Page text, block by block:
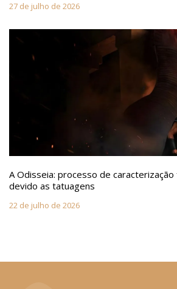
27 de julho de 2026
A Odisseia: processo de
devido as tatuagens
22 de julho de 2026